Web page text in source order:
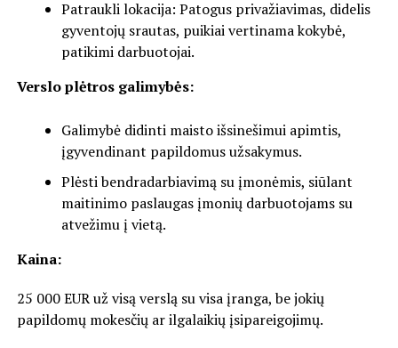
Patraukli lokacija: Patogus privažiavimas, didelis
gyventojų srautas, puikiai vertinama kokybė,
patikimi darbuotojai.
Verslo plėtros galimybės:
Galimybė didinti maisto išsinešimui apimtis,
įgyvendinant papildomus užsakymus.
Plėsti bendradarbiavimą su įmonėmis, siūlant
maitinimo paslaugas įmonių darbuotojams su
atvežimu į vietą.
Kaina:
25 000 EUR už visą verslą su visa įranga, be jokių
papildomų mokesčių ar ilgalaikių įsipareigojimų.